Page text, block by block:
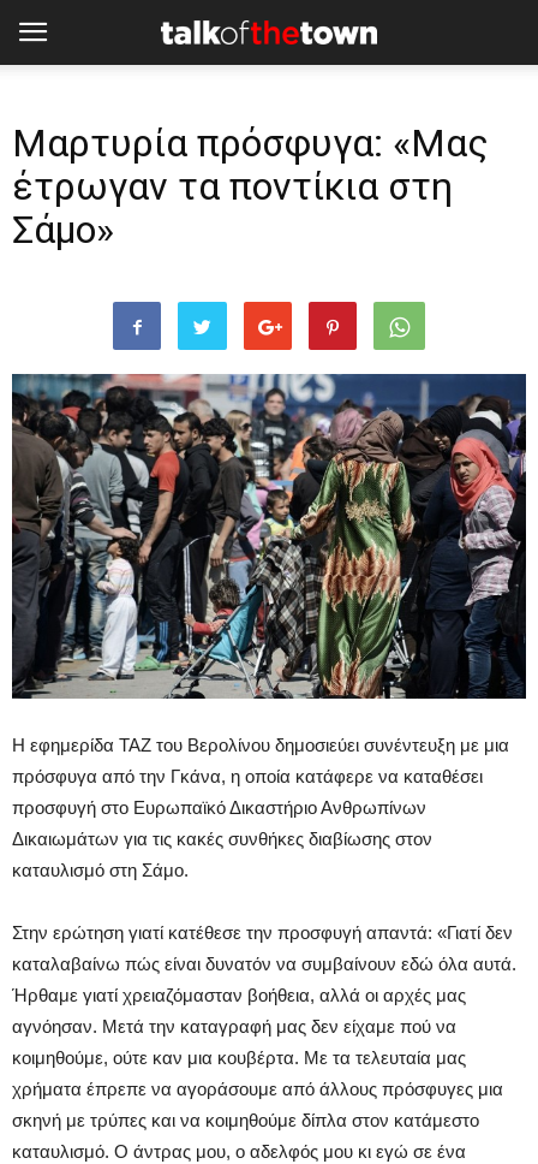
Μαρτυρία πρόσφυγα: «Μας
έτρωγαν τα ποντίκια στη
Σάμο»
Η εφημερίδα ΤΑΖ του Βερολίνου δημοσιεύει συνέντευξη με μια
πρόσφυγα από την Γκάνα, η οποία κατάφερε να καταθέσει
προσφυγή στο Ευρωπαϊκό Δικαστήριο Ανθρωπίνων
Δικαιωμάτων για τις κακές συνθήκες διαβίωσης στον
καταυλισμό στη Σάμο.
Στην ερώτηση γιατί κατέθεσε την προσφυγή απαντά: «Γιατί δεν
καταλαβαίνω πώς είναι δυνατόν να συμβαίνουν εδώ όλα αυτά.
Ήρθαμε γιατί χρειαζόμασταν βοήθεια, αλλά οι αρχές μας
αγνόησαν. Μετά την καταγραφή μας δεν είχαμε πού να
κοιμηθούμε, ούτε καν μια κουβέρτα. Με τα τελευταία μας
χρήματα έπρεπε να αγοράσουμε από άλλους πρόσφυγες μια
σκηνή με τρύπες και να κοιμηθούμε δίπλα στον κατάμεστο
καταυλισμό. Ο άντρας μου, ο αδελφός μου κι εγώ σε ένα